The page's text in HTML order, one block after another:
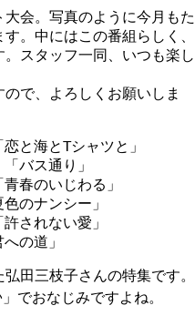
会。写真のように今月もた
。中にはこの番組らしく、
スタッフ一同、いつも楽し
で、よろしくお願いしま
と海とTシャツと」
バス通り」
春のいじわる」
のナンシー」
されない愛」
の道」
田三枝子さんの特集です。
でおなじみですよね。